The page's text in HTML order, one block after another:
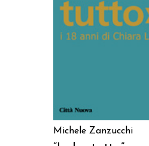
Michele Zanzucchi